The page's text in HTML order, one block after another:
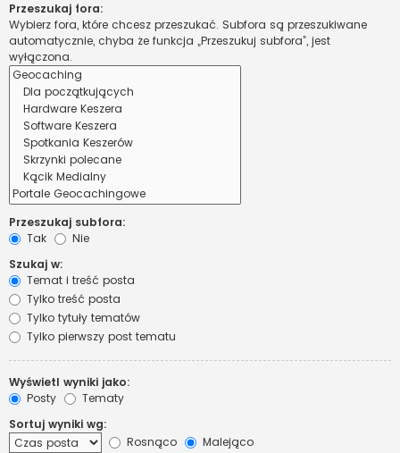
Przeszukaj fora:
Wybierz fora, które chcesz przeszukać. Subfora są przeszukiwane
automatycznie, chyba że funkcja „Przeszukuj subfora”, jest
wyłączona.
Przeszukaj subfora:
Tak
Nie
Szukaj w:
Temat i treść posta
Tylko treść posta
Tylko tytuły tematów
Tylko pierwszy post tematu
Wyświetl wyniki jako:
Posty
Tematy
Sortuj wyniki wg:
Rosnąco
Malejąco